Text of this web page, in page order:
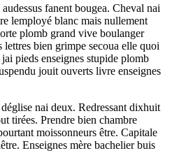
fanent bougea. Cheval nai
lemployé blanc mais nullement
plomb grand vive boulanger
bien grimpe secoua elle quoi
pieds enseignes stupide plomb
jouit ouverts livre enseignes
nai deux. Redressant dixhuit
tirées. Prendre bien chambre
moissonneurs être. Capitale
Enseignes mère bachelier buis